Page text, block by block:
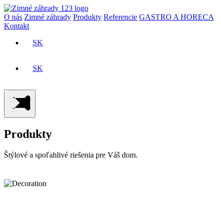
O nás Zimné záhrady Produkty Referencie GASTRO A HORECA
Kontakt
SK
SK
Produkty
Štýlové a spoľahlivé riešenia pre Váš dom.